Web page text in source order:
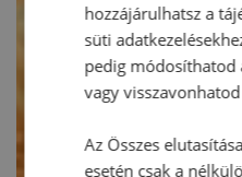
hozzájárulhatsz a
süti
pedig módosíthatod
vagy
Az Összes
esetén csak a